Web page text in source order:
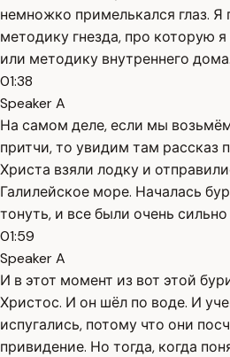
немножко примелькался глаз.
методику гнезда, про которую
или методику внутреннего дома.
01:38
Speaker A
На самом деле, если мы
притчи, то увидим там рассказ
Христа взяли лодку и
Галилейское море. Началась
тонуть, и все были очень сильно
01:59
Speaker A
И в этот момент из вот этой
Христос. И он шёл по воде. И
испугались, потому что они
привидение. Но тогда, когда